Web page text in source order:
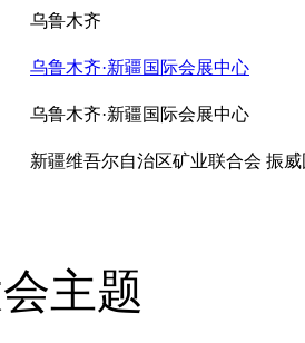
乌鲁木齐
乌鲁木齐·新疆国际会展中心
乌鲁木齐·新疆国际会展中心
新疆维吾尔自治区矿业联合会 振
主题